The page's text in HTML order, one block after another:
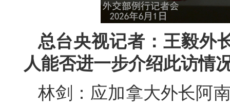
总台央视记者：王毅外
人能否进一步介绍此访情
林剑：应加拿大外长阿